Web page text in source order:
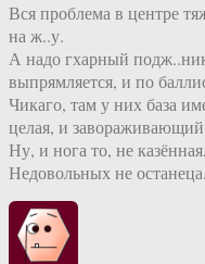
Вся проблема в центре
на ж..у.
А надо гхарный
выпрямляется, и по
Чикаго, там у них база
целая, и завораживающий
Ну, и нога то, не
Недовольных не